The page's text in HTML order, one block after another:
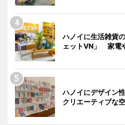
ハノイに生活雑貨
ェットVN」 家電
ハノイにデザイン
クリエーティブな